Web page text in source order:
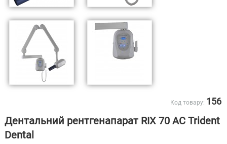
Код товару: 156
Дентальний рентгенапарат RIX 70 AC Trident
Dental